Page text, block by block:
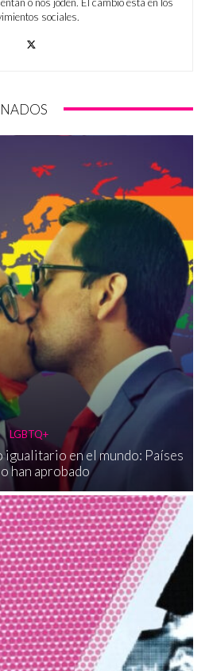
sociales.
LGBTQ+
igualitario en el mundo: Países
han aprobado